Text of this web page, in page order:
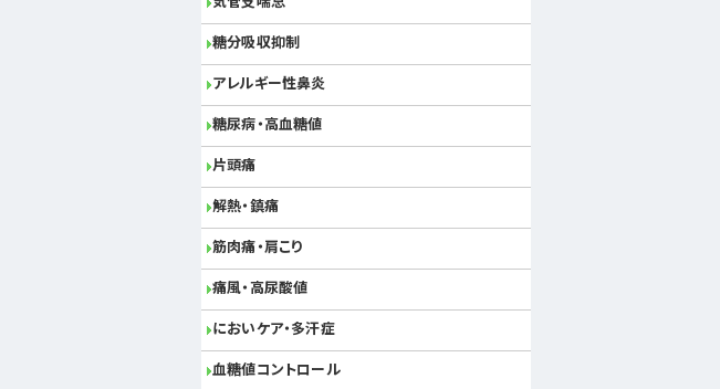
気管支喘息
糖分吸収抑制
アレルギー性鼻炎
糖尿病・高血糖値
片頭痛
解熱・鎮痛
筋肉痛・肩こり
痛風・高尿酸値
においケア・多汗症
血糖値コントロール